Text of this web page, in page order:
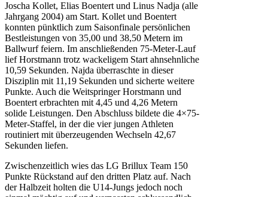
Joscha Kollet, Elias Boentert und Linus Nadja (alle
Jahrgang 2004) am Start. Kollet und Boentert
konnten pünktlich zum Saisonfinale persönlichen
Bestleistungen von 35,00 und 38,50 Metern im
Ballwurf feiern. Im anschließenden 75-Meter-Lauf
lief Horstmann trotz wackeligem Start ahnsehnliche
10,59 Sekunden. Najda überraschte in dieser
Disziplin mit 11,19 Sekunden und sicherte weitere
Punkte. Auch die Weitspringer Horstmann und
Boentert erbrachten mit 4,45 und 4,26 Metern
solide Leistungen. Den Abschluss bildete die 4×75-
Meter-Staffel, in der die vier jungen Athleten
routiniert mit überzeugenden Wechseln 42,67
Sekunden liefen.
Zwischenzeitlich wies das LG Brillux Team 150
Punkte Rückstand auf den dritten Platz auf. Nach
der Halbzeit holten die U14-Jungs jedoch noch